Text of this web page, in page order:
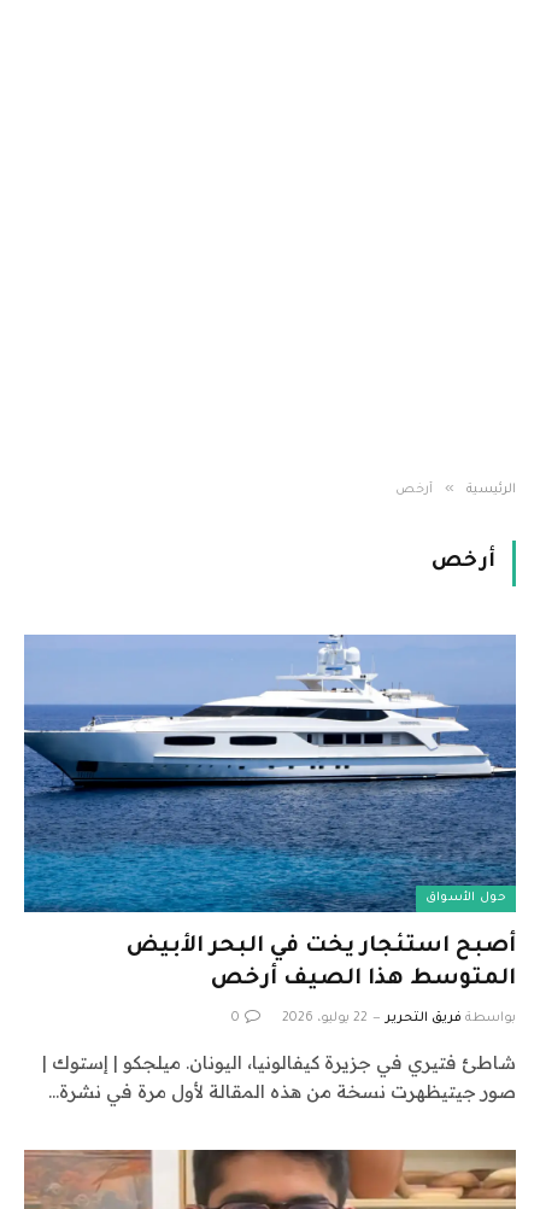
الرئيسية » أرخص
أرخص
حول الأسواق
أصبح استئجار يخت في البحر الأبيض
المتوسط ​​هذا الصيف أرخص
بواسطة فريق التحرير 22 يوليو، 2026 0
شاطئ فتيري في جزيرة كيفالونيا، اليونان. ميلجكو | إستوك |
صور جيتيظهرت نسخة من هذه المقالة لأول مرة في نشرة…